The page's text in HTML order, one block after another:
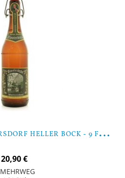
K
LOSTERBRÄU MALLERSDORF HELLER BOCK - 9 FLASCHEN
20,90 €
MEHRWEG